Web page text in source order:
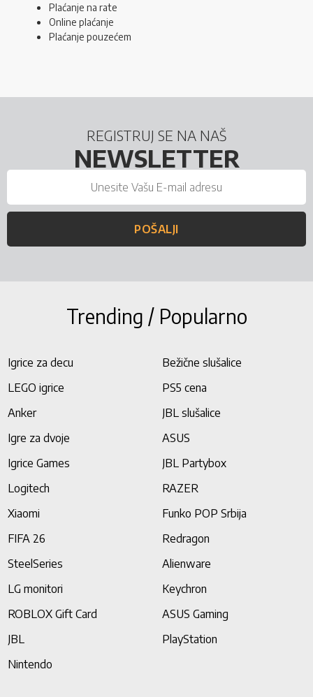
Plaćanje na rate
Online plaćanje
Plaćanje pouzećem
REGISTRUJ SE NA NAŠ
NEWSLETTER
POŠALJI
Trending / Popularno
Igrice za decu
Bežične slušalice
LEGO igrice
PS5 cena
Anker
JBL slušalice
Igre za dvoje
ASUS
Igrice Games
JBL Partybox
Logitech
RAZER
Xiaomi
Funko POP Srbija
FIFA 26
Redragon
SteelSeries
Alienware
LG monitori
Keychron
ROBLOX Gift Card
ASUS Gaming
JBL
PlayStation
Nintendo